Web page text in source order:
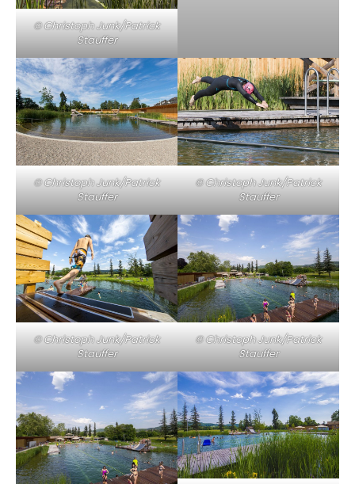
© Christoph Junk/Patrick
Stauffer
© Christoph Junk/Patrick
Stauffer
© Christoph Junk/Patrick
Stauffer
© Christoph Junk/Patrick
Stauffer
© Christoph Junk/Patrick
Stauffer